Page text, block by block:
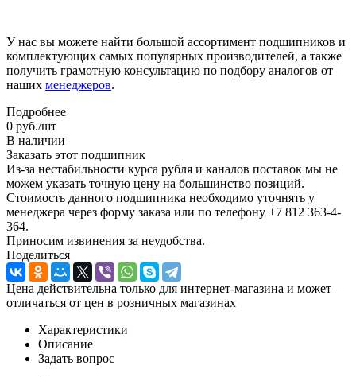
У нас вы можете найти большой ассортимент подшипников и
комплектующих самых популярных производителей, а также
получить грамотную консультацию по подбору аналогов от
наших менеджеров.
Подробнее
0 руб./шт
В наличии
Заказать этот подшипник
Из-за нестабильности курса рубля и каналов поставок мы не
можем указать точную цену на большинство позиций.
Стоимость данного подшипника необходимо уточнять у
менеджера через форму заказа или по телефону +7 812 363-4-
364.
Приносим извинения за неудобства.
Поделиться
Цена действительна только для интернет-магазина и может
отличаться от цен в розничных магазинах
Характеристики
Описание
Задать вопрос